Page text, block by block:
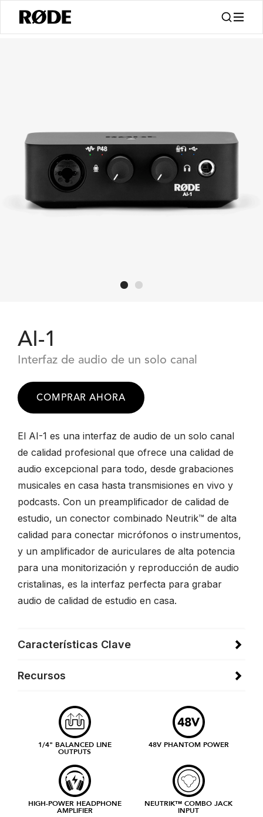
AI-1
Interfaz de audio de un solo canal
COMPRAR AHORA
El AI-1 es una interfaz de audio de un solo canal
de calidad profesional que ofrece una calidad de
audio excepcional para todo, desde grabaciones
musicales en casa hasta transmisiones en vivo y
podcasts. Con un preamplificador de calidad de
estudio, un conector combinado Neutrik™ de alta
calidad para conectar micrófonos o instrumentos,
y un amplificador de auriculares de alta potencia
para una monitorización y reproducción de audio
cristalinas, es la interfaz perfecta para grabar
audio de calidad de estudio en casa.
Características Clave
Recursos
1/4" BALANCED LINE
OUTPUTS
48V PHANTOM POWER
HIGH-POWER HEADPHONE
AMPLIFIER
NEUTRIK™ COMBO JACK
INPUT